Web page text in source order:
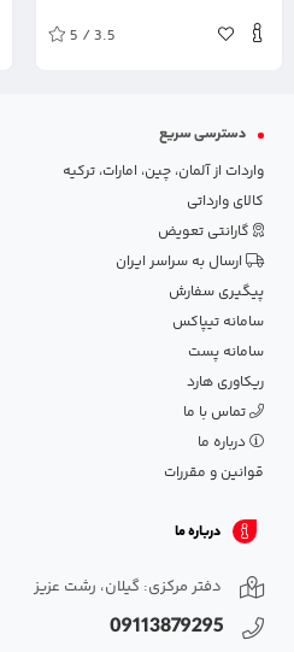
5 / 3.5
دسترسی سریع
واردات از آلمان، چین، امارات، ترکیه
کالای وارداتی
گارانتی تعویض
ارسال به سراسر ایران
پیگیری سفارش
سامانه تیپاکس
سامانه پست
ریکاوری هارد
تماس با ما
درباره ما
قوانین و مقررات
درباره ما
دفتر مرکزی: گیلان، رشت عزیز
09113879295